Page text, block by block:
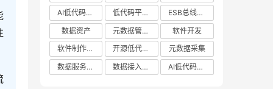
AI低代码开发云平台
低代码平台哪家好
ESB总线技术
数据资产
元数据管理系统哪家好
软件开发
软件制作平台
开源低代码平台
元数据采集
数据服务平台
数据接入管理系统 AI低代码应用平台